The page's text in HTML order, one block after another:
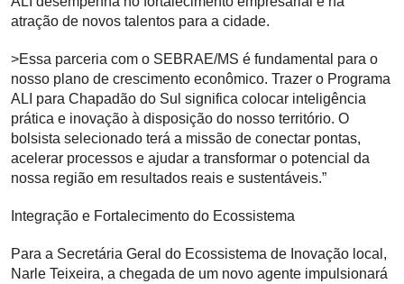
atração de novos talentos para a cidade.
>Essa parceria com o SEBRAE/MS é fundamental para o
nosso plano de crescimento econômico. Trazer o Programa
ALI para Chapadão do Sul significa colocar inteligência
prática e inovação à disposição do nosso território. O
bolsista selecionado terá a missão de conectar pontas,
acelerar processos e ajudar a transformar o potencial da
nossa região em resultados reais e sustentáveis.”
Integração e Fortalecimento do Ecossistema
Para a Secretária Geral do Ecossistema de Inovação local,
Narle Teixeira, a chegada de um novo agente impulsionará